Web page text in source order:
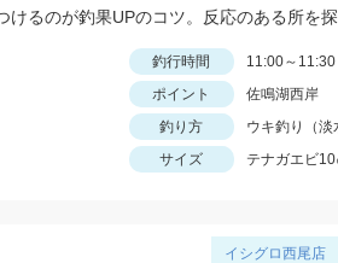
るのが釣果UPのコツ。反応のある所を探
釣行時間
11:00～11:30
ポイント
佐鳴湖西岸
釣り方
ウキ釣り（淡
サイズ テナガエビ
イシグロ西尾店